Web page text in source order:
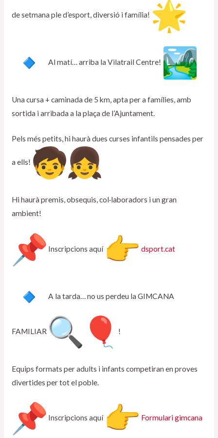
de setmana ple d’esport, diversió i família!
Al matí… arriba la Vilatrail Centre!
Una cursa + caminada de 5 km, apta per a famílies, amb
sortida i arribada a la plaça de l’Ajuntament.
Pels més petits, hi haurà dues curses infantils pensades per
a ells!
Hi haurà premis, obsequis, col·laboradors i un gran
ambient!
Inscripcions aquí dsport.cat
A la tarda… no us perdeu la GIMCANA
FAMILIAR !
Equips formats per adults i infants competiran en proves
divertides per tot el poble.
Inscripcions aquí Formulari gimcana